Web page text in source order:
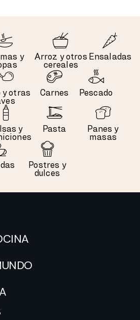
y
Arroz y otros
cereales
Ensaladas
y otras
Carnes Pescado
y
Pasta
Panes y
masas
Postres y
dulces